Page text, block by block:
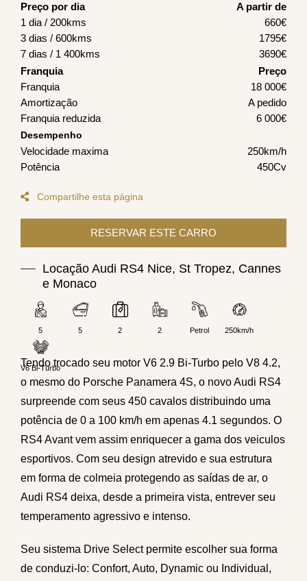
Preço por dia
A partir de
1 dia / 200kms
660€
3 dias / 600kms
1795€
7 dias / 1 400kms
3690€
Franquia
Preço
Franquia
18 000€
Amortização
A pedido
Franquia reduzida
6 000€
Desempenho
Velocidade maxima
250km/h
Potência
450Cv
Compartilhe esta página
Locação Audi RS4 Nice, St Tropez, Cannes
e Monaco
5 5 2 2 Petrol 250km/h
V6 Bi-Turbo
Tendo trocado seu motor V6 2.9 Bi-Turbo pelo V8 4.2,
o mesmo do Porsche Panamera 4S, o novo Audi RS4
surpreende com seus 450 cavalos distribuindo uma
potência de 0 a 100 km/h em apenas 4.1 segundos. O
RS4 Avant vem assim enriquecer a gama dos veiculos
esportivos. Com seu design atrevido e sua estrutura
em forma de colmeia protegendo as saídas de ar, o
Audi RS4 deixa, desde a primeira vista, entrever seu
temperamento agressivo e intenso.
Seu sistema Drive Select permite escolher sua forma
de conduzi-lo: Confort, Auto, Dynamic ou Individual,